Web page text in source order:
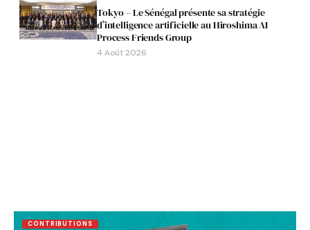
Tokyo – Le Sénégal présente sa stratégie
d’intelligence artificielle au Hiroshima AI
Process Friends Group
4 Août 2026
CONTRIBUTIONS